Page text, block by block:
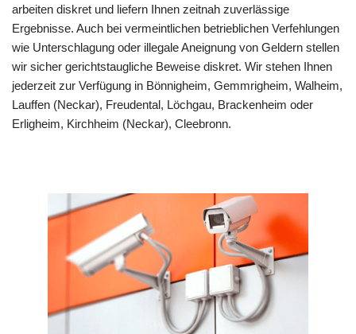
arbeiten diskret und liefern Ihnen zeitnah zuverlässige
Ergebnisse. Auch bei vermeintlichen betrieblichen Verfehlungen
wie Unterschlagung oder illegale Aneignung von Geldern stellen
wir sicher gerichtstaugliche Beweise diskret. Wir stehen Ihnen
jederzeit zur Verfügung in Bönnigheim, Gemmrigheim, Walheim,
Lauffen (Neckar), Freudental, Löchgau, Brackenheim oder
Erligheim, Kirchheim (Neckar), Cleebronn.